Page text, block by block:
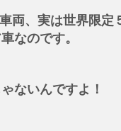
両、実は世界限
なのです。
ないんですよ！